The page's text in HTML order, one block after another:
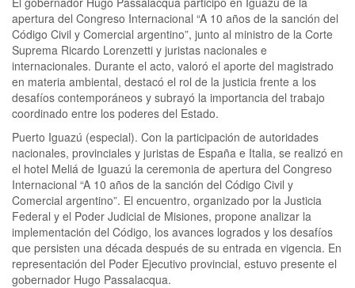
apertura del Congreso Internacional “A 10 años de la sanción del
Código Civil y Comercial argentino”, junto al ministro de la Corte
Suprema Ricardo Lorenzetti y juristas nacionales e
internacionales. Durante el acto, valoró el aporte del magistrado
en materia ambiental, destacó el rol de la justicia frente a los
desafíos contemporáneos y subrayó la importancia del trabajo
coordinado entre los poderes del Estado.
Puerto Iguazú (especial). Con la participación de autoridades
nacionales, provinciales y juristas de España e Italia, se realizó en
el hotel Meliá de Iguazú la ceremonia de apertura del Congreso
Internacional “A 10 años de la sanción del Código Civil y
Comercial argentino”. El encuentro, organizado por la Justicia
Federal y el Poder Judicial de Misiones, propone analizar la
implementación del Código, los avances logrados y los desafíos
que persisten una década después de su entrada en vigencia. En
representación del Poder Ejecutivo provincial, estuvo presente el
gobernador Hugo Passalacqua.